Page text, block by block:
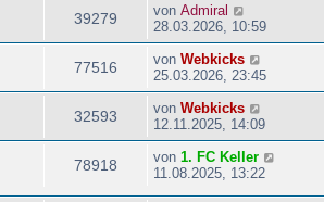
39279 von Admiral
28.03.2026, 10:59
77516 von Webkicks
25.03.2026, 23:45
32593 von Webkicks
12.11.2025, 14:09
78918 von 1. FC Keller
11.08.2025, 13:22